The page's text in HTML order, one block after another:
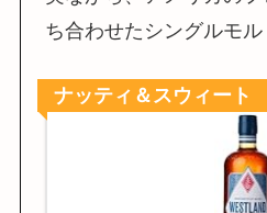
ち合わせたシングルモル
ナッティ＆スウィート